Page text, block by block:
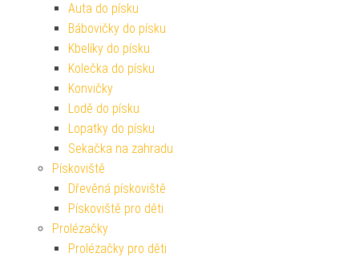
Auta do písku
Bábovičky do písku
Kbelíky do písku
Kolečka do písku
Konvičky
Lodě do písku
Lopatky do písku
Sekačka na zahradu
Pískoviště
Dřevěná pískoviště
Pískoviště pro děti
Prolézačky
Prolézačky pro děti